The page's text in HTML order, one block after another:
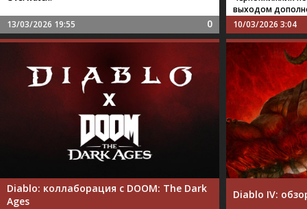
13/03/2026 19:55 0
выходом
10/03/2026 3:04
Diablo: коллаборация с DOOM: The Dark
Ages
Diablo IV: